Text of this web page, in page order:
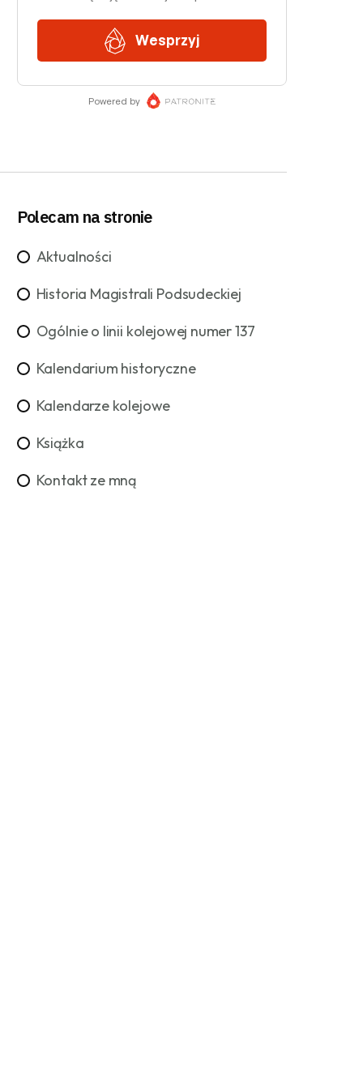
Polecam na stronie
Aktualności
Historia Magistrali Podsudeckiej
Ogólnie o linii kolejowej numer 137
Kalendarium historyczne
Kalendarze kolejowe
Książka
Kontakt ze mną